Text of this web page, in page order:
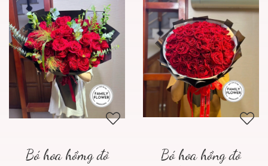
Bó hoa hồmg đỏ
Bó hoa hồng đỏ